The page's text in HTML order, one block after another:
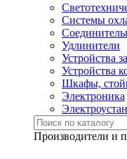
Системы
Удлинители
Устройства
Устройства
Шкафы,
Электроника
Производители и